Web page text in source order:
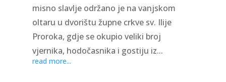
misno slavlje održano je na vanjskom
oltaru u dvorištu župne crkve sv. Ilije
Proroka, gdje se okupio veliki broj
vjernika, hodočasnika i gostiju iz...
read more...